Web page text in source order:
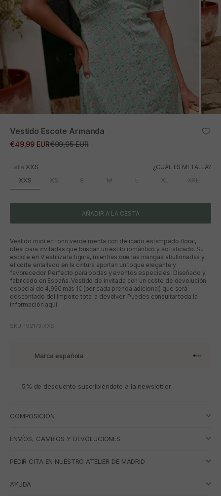
Vestido Escote Armanda
Precio de oferta
€49,99 EURPrecio normal
€99,95 EUR
Talla:XXS ¿CUÁL ES MI TALLA?
XXS XS S M L XL XXL
AÑADIR A LA CESTA
Vestido midi en tono verde menta con delicado estampado floral,
ideal para invitadas que buscan un estilo romántico y sofisticado. Su
escote en V estiliza la figura, mientras que las mangas abullonadas y
el corte entallado en la cintura aportan un toque elegante y
favorecedor. Perfecto para bodas y eventos especiales. Diseñado y
fabricado en España. Vestido de invitada con un coste de devolución
especial de 4,95€ más 1€ (por cada prenda adicional) que será
descontado del importe total a devolver. Puedes consultar toda la
información aquí.
SKU: 192173.XXS
Marca española Ir al
Ir al
Ir al
Ir al
5% de descuento suscribiéndote a la newslettler
COMPOSICIÓN
ENVÍOS, CAMBIOS Y DEVOLUCIONES
PEDIR CITA EN NUESTRO ATELIER DE MADRID
AYUDA